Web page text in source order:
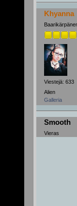
Khyanna
Viestejä: 633
Alien
Galleria
Smooth
Vieras